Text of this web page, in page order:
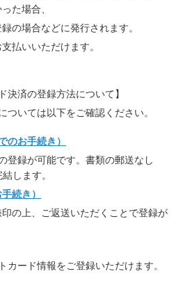
た場合、
の場合などに発行されます。
払いいただけます。
決済の登録方法について】
ついては以下をご確認ください。
のお手続き）
登録が可能です。書類の郵送なし
します。
続き）
の上、ご返送いただくことで登録が
カード情報をご登録いただけます。